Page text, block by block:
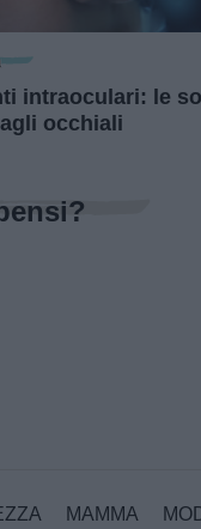
intraoculari: le
occhiali
MAMMA